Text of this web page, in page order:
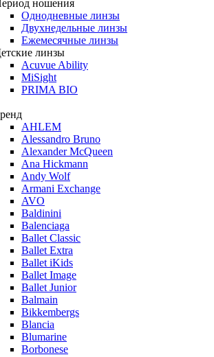
ношения
Однодневные линзы
Двухнедельные линзы
Ежемесячные линзы
линзы
Acuvue Ability
MiSight
PRIMA BIO
AHLEM
Alessandro Bruno
Alexander McQueen
Ana Hickmann
Andy Wolf
Armani Exchange
AVO
Baldinini
Balenciaga
Ballet Classic
Ballet Extra
Ballet iKids
Ballet Image
Ballet Junior
Balmain
Bikkembergs
Blancia
Blumarine
Borbonese